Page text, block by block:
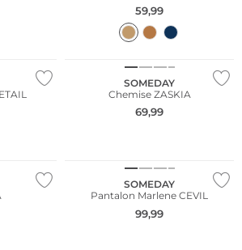
59,99
SOMEDAY
Chemise ZASKIA
69,99
SOMEDAY
Pantalon Marlene CEVIL
99,99